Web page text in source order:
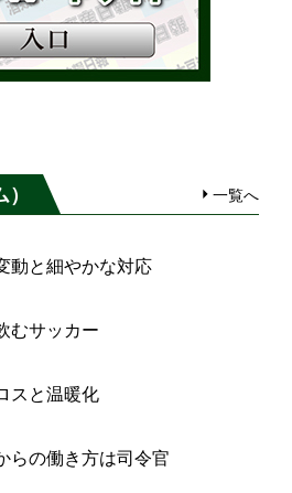
一覧へ
動と細やかな対応
むサッカー
スと温暖化
らの働き方は司令官